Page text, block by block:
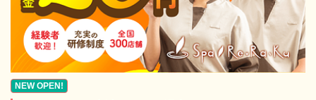
NEW OPEN!